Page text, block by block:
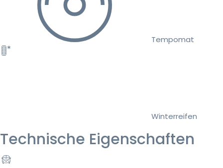
Tempomat
Winterreifen
Technische Eigenschaften